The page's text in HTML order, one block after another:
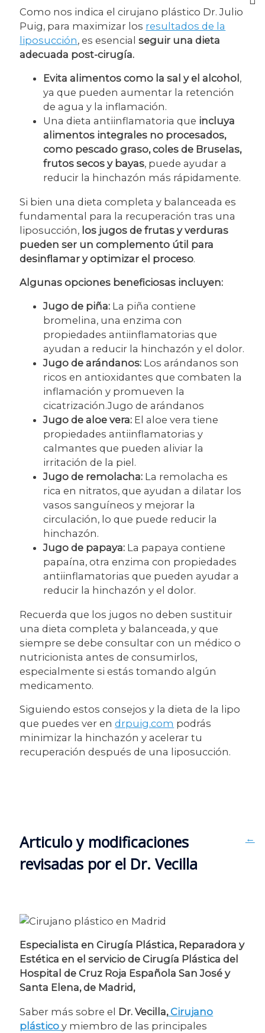
Como nos indica el cirujano plástico Dr. Julio
Puig, para maximizar los resultados de la
liposucción, es esencialseguir una dieta
adecuada post-cirugía.
Evita alimentos como la sal y el alcohol ,
ya que pueden aumentar la retención
de agua y la inflamación.
Una dieta antiinflamatoria que incluya
alimentos integrales no procesados,
como pescado graso, coles de Bruselas,
frutos secos y bayas, puede ayudar a
reducir la hinchazón más rápidamente.
Si bien una dieta completa y balanceada es
fundamental para la recuperación tras una
liposucción, los jugos de frutas y verduras
pueden ser un complemento útil para
desinflamar y optimizar el proceso.
Algunas opciones beneficiosas incluyen:
Jugo de piña: La piña contiene
bromelina, una enzima con
propiedades antiinflamatorias que
ayudan a reducir la hinchazón y el dolor.
Jugo de arándanos: Los arándanos son
ricos en antioxidantes que combaten la
inflamación y promueven la
cicatrización.Jugo de arándanos
Jugo de aloe vera: El aloe vera tiene
propiedades antiinflamatorias y
calmantes que pueden aliviar la
irritación de la piel.
Jugo de remolacha: La remolacha es
rica en nitratos, que ayudan a dilatar los
vasos sanguíneos y mejorar la
circulación, lo que puede reducir la
hinchazón.
Jugo de papaya: La papaya contiene
papaína, otra enzima con propiedades
antiinflamatorias que pueden ayudar a
reducir la hinchazón y el dolor.
Recuerda que los jugos no deben sustituir
una dieta completa y balanceada, y que
siempre se debe consultar con un médico o
nutricionista antes de consumirlos,
especialmente si estás tomando algún
medicamento.
Siguiendo estos consejos y la dieta de la lipo
que puedes ver endrpuig.com podrás
minimizar la hinchazón y acelerar tu
recuperación después de una liposucción.
Articulo y modificaciones
revisadas por el Dr. Vecilla
Especialista en Cirugía Plástica, Reparadora y
Estética en el servicio de Cirugía Plástica del
Hospital de Cruz Roja Española San José y
Santa Elena, de Madrid,
Saber más sobre el Dr. Vecilla,Cirujano
plásticoy miembro de las principales
Navegación
de
entradas
←